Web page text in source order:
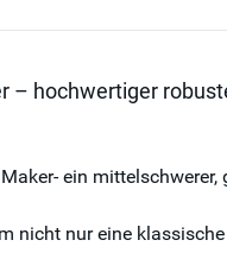
hochwertiger
ein
nicht nur eine